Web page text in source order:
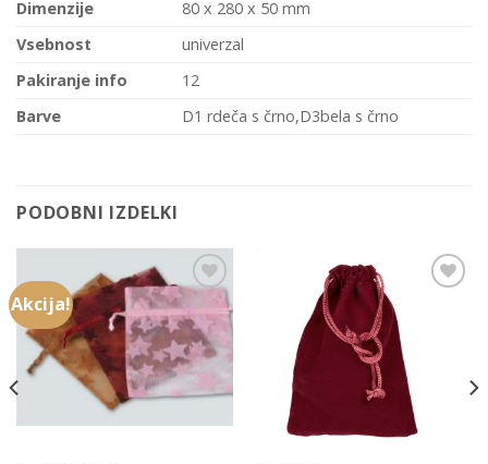
Dimenzije
80 x 280 x 50 mm
Vsebnost
univerzal
Pakiranje info
12
Barve
D1 rdeča s črno,D3bela s črno
PODOBNI IZDELKI
Akcija!
Add to
Wishlist